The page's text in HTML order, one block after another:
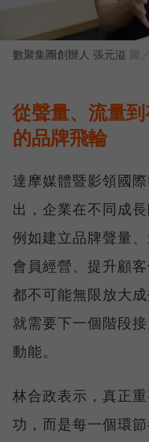
數聚集團創辦人 張元溢 圖
從聲量、流量
的品牌飛輪
達摩媒體暨影領國
出，企業在不同成
例如建立品牌聲量
會員經營、提升顧
都不可能無限放大
就需要下一個階段
動能。
林合政表示，真正
功，而是每一個環